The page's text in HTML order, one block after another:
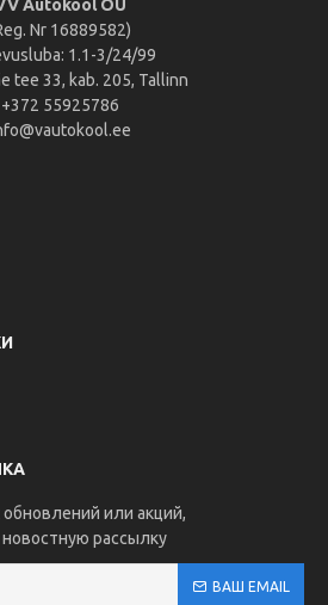
Autokool OÜ
Nr 16889582)
1.1-3/24/99
tee 33, kab. 205, Tallinn
+372 55925786
или акций,
рассылку
ВАШ EMAIL